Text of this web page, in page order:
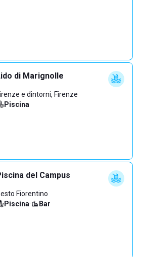
di Marignolle
e dintorni, Firenze
Piscina
del Campus
Fiorentino
Piscina· Bar